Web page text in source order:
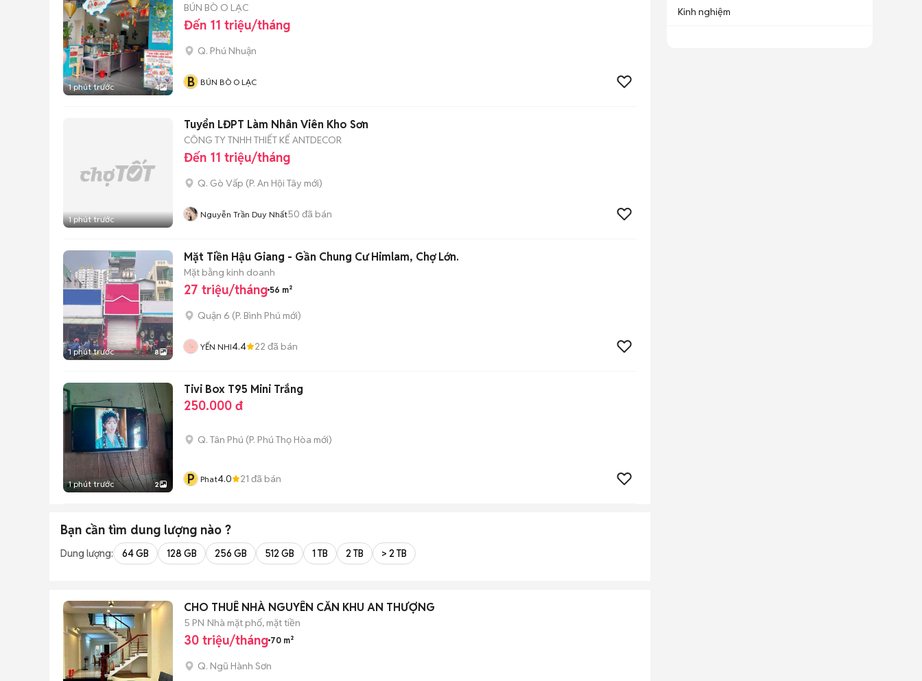
1 phút trước 4
BÚN BÒ O LẠC
Đến 11 triệu/tháng
Q. Phú Nhuận
B BÚN BÒ O LẠC
1 phút trước
Tuyển LĐPT Làm Nhân Viên Kho Sơn
CÔNG TY TNHH THIẾT KẾ ANTDECOR
Đến 11 triệu/tháng
Q. Gò Vấp (P. An Hội Tây mới)
Nguyễn Trần Duy Nhất50 đã bán
1 phút trước 8
Mặt Tiền Hậu Giang - Gần Chung Cư Himlam, Chợ Lớn.
Mặt bằng kinh doanh
27 triệu/tháng 56 m²
Quận 6 (P. Bình Phú mới)
YẾN NHI4.4 22 đã bán
1 phút trước 2
Tivi Box T95 Mini Trắng
250.000 đ
Q. Tân Phú (P. Phú Thọ Hòa mới)
P Phat4.0 21 đã bán
Bạn cần tìm dung lượng nào ?
Dung lượng: 64 GB 128 GB 256 GB 512 GB 1 TB 2 TB > 2 TB
CHO THUÊ NHÀ NGUYÊN CĂN KHU AN THƯỢNG
5 PN Nhà mặt phố, mặt tiền
30 triệu/tháng 70 m²
Q. Ngũ Hành Sơn
Kinh nghiệm